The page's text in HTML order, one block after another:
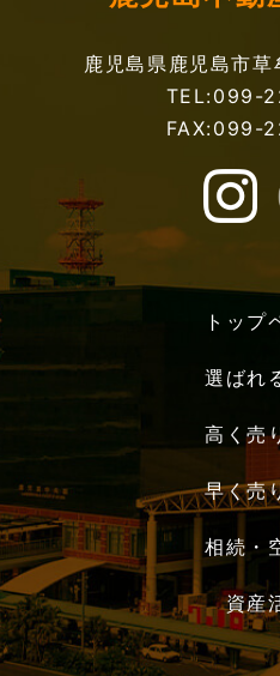
鹿児島県鹿児島市
TEL:099-
FAX:099-
トップ
選ばれ
高く売
早く売
相続・
資産